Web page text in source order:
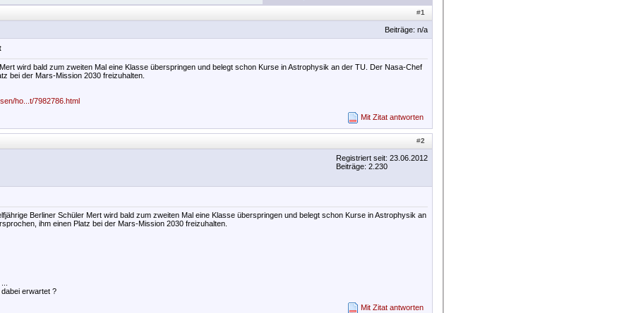
#1
Beiträge: n/a
wird bald zum zweiten Mal eine Klasse überspringen und belegt schon Kurse in Astrophysik an der TU. Der Nasa-Chef
bei der Mars-Mission 2030 freizuhalten.
ho...t/7982786.html
Mit Zitat antworten
#2
Registriert seit: 23.06.2012
Beiträge: 2.230
Berliner Schüler Mert wird bald zum zweiten Mal eine Klasse überspringen und belegt schon Kurse in Astrophysik an
ihm einen Platz bei der Mars-Mission 2030 freizuhalten.
erwartet ?
Mit Zitat antworten